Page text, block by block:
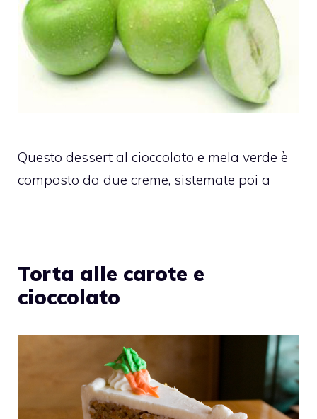
Questo dessert al cioccolato e mela verde è
composto da due creme, sistemate poi a
Torta alle carote e
cioccolato